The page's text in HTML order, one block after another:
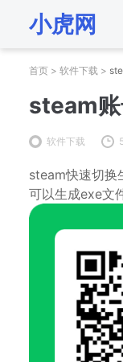
小虎网
首页 > 软件下载 >
steam
软件下载
steam快速切换
可以生成exe文